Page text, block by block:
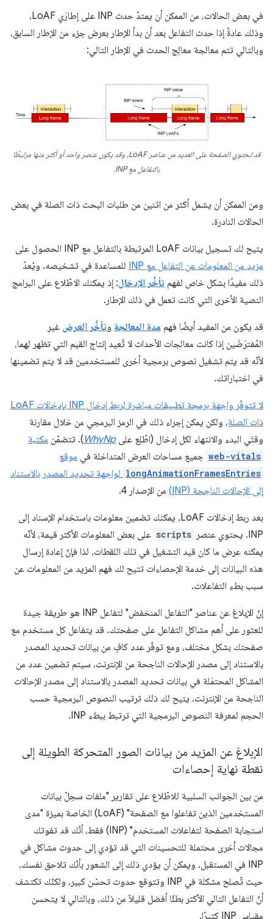
في بعض الحالات، من الممكن أن يمتدّ حدث INP على إطارَي LoAF،
وذلك عادةً إذا حدث التفاعل بعد أن بدأ الإطار بعرض جزء من الإطار السابق،
وبالتالي تتم معالجة معالِج الحدث في الإطار التالي:
قد تحتوي الصفحة على العديد من عناصر LoAF، وقد يكون عنصر واحد أو أكثر منها مرتبطًا
بالتفاعل مع INP.
ومن الممكن أن يشمل أكثر من اثنين من طلبات البحث ذات الصلة في بعض
الحالات النادرة.
يتيح لك تسجيل بيانات LoAF المرتبطة بالتفاعل مع INP الحصول على
مزيد من المعلومات عن التفاعل مع INP
للمساعدة في تشخيصه. ويُعدّ
ذلك مفيدًا بشكل خاص لفهم تأخُّر الإدخال: إذ يمكنك الاطّلاع على البرامج
النصية الأخرى التي كانت تعمل في ذلك الإطار.
قد يكون من المفيد أيضًا فهم مدة المعالجة وتأخُّر العرض غير
المُفترَضَين إذا كانت معالجات الأحداث لا تُعيد إنتاج القيم التي تظهر لهما،
لأنّه قد يتم تشغيل نصوص برمجية أخرى للمستخدمين قد لا يتم تضمينها
في اختباراتك.
لا تتوفّر واجهة برمجة تطبيقات مباشرة لربط إدخال INP بإدخالات LoAF
ذات الصلة، ولكن يمكن إجراء ذلك في الرمز البرمجي من خلال مقارنة
وقتَي البدء والانتهاء لكل إدخال (اطّلِع علىWhyNp). تتضمّن مكتبة
web-vitals جميع مساحات العرض المتداخلة في موقع
longAnimationFramesEntries لواجهة تحديد المصدر بالاستناد
إلى الإحالات الناجحة (INP)
من الإصدار 4.
بعد ربط إدخالات LoAF، يمكنك تضمين معلومات باستخدام الإسناد إلى
INP. يحتوي عنصر
scripts على بعض المعلومات الأكثر قيمة، لأنّه
يمكنه عرض ما كان قيد التشغيل في تلك اللقطات، لذا فإنّ إعادة إرسال
هذه البيانات إلى خدمة الإحصاءات تتيح لك فهم المزيد من المعلومات عن
سبب بطء التفاعلات.
إنّ الإبلاغ عن عناصر "التفاعل المنخفض" لتفاعل INP هو طريقة جيدة
للعثور على أهم مشاكل التفاعل على صفحتك. قد يتفاعل كل مستخدم مع
صفحتك بشكل مختلف، ومع توفّر عدد كافٍ من بيانات تحديد المصدر
بالاستناد إلى مصدر الإحالات الناجحة من الإنترنت، سيتم تضمين عدد من
المشاكل المحتمَلة في بيانات تحديد المصدر بالاستناد إلى مصدر الإحالات
الناجحة من الإنترنت. يتيح لك ذلك ترتيب النصوص البرمجية حسب
الحجم لمعرفة النصوص البرمجية التي ترتبط ببطء INP.
الإبلاغ عن المزيد من بيانات الصور المتحركة الطويلة إلى
نقطة نهاية إحصاءات
من بين الجوانب السلبية للاطّلاع على تقارير "ملفات سجلّ بيانات
المستخدمين الذين تفاعلوا مع الصفحة" (LoAF) الخاصة بميزة "مدى
استجابة الصفحة لتفاعلات المستخدم" (INP) فقط، أنّك قد تفوتك
مجالات أخرى محتملة للتحسينات التي قد تؤدي إلى حدوث مشاكل في
INP في المستقبل. ويمكن أن يؤدي ذلك إلى الشعور بأنّك تلاحق نفسك،
حيث تُصلح مشكلة في INP وتتوقع حدوث تحسّن كبير، ولكنّك تكتشف
أنّ التفاعل التالي الأكثر بطئًا أفضل قليلاً من ذلك، وبالتالي لا يتحسن
مقياس INP كثيرًا.